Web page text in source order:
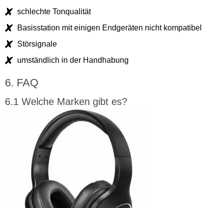
schlechte Tonqualität
Basisstation mit einigen Endgeräten nicht kompatibel
Störsignale
umständlich in der Handhabung
FAQ
Welche Marken gibt es?